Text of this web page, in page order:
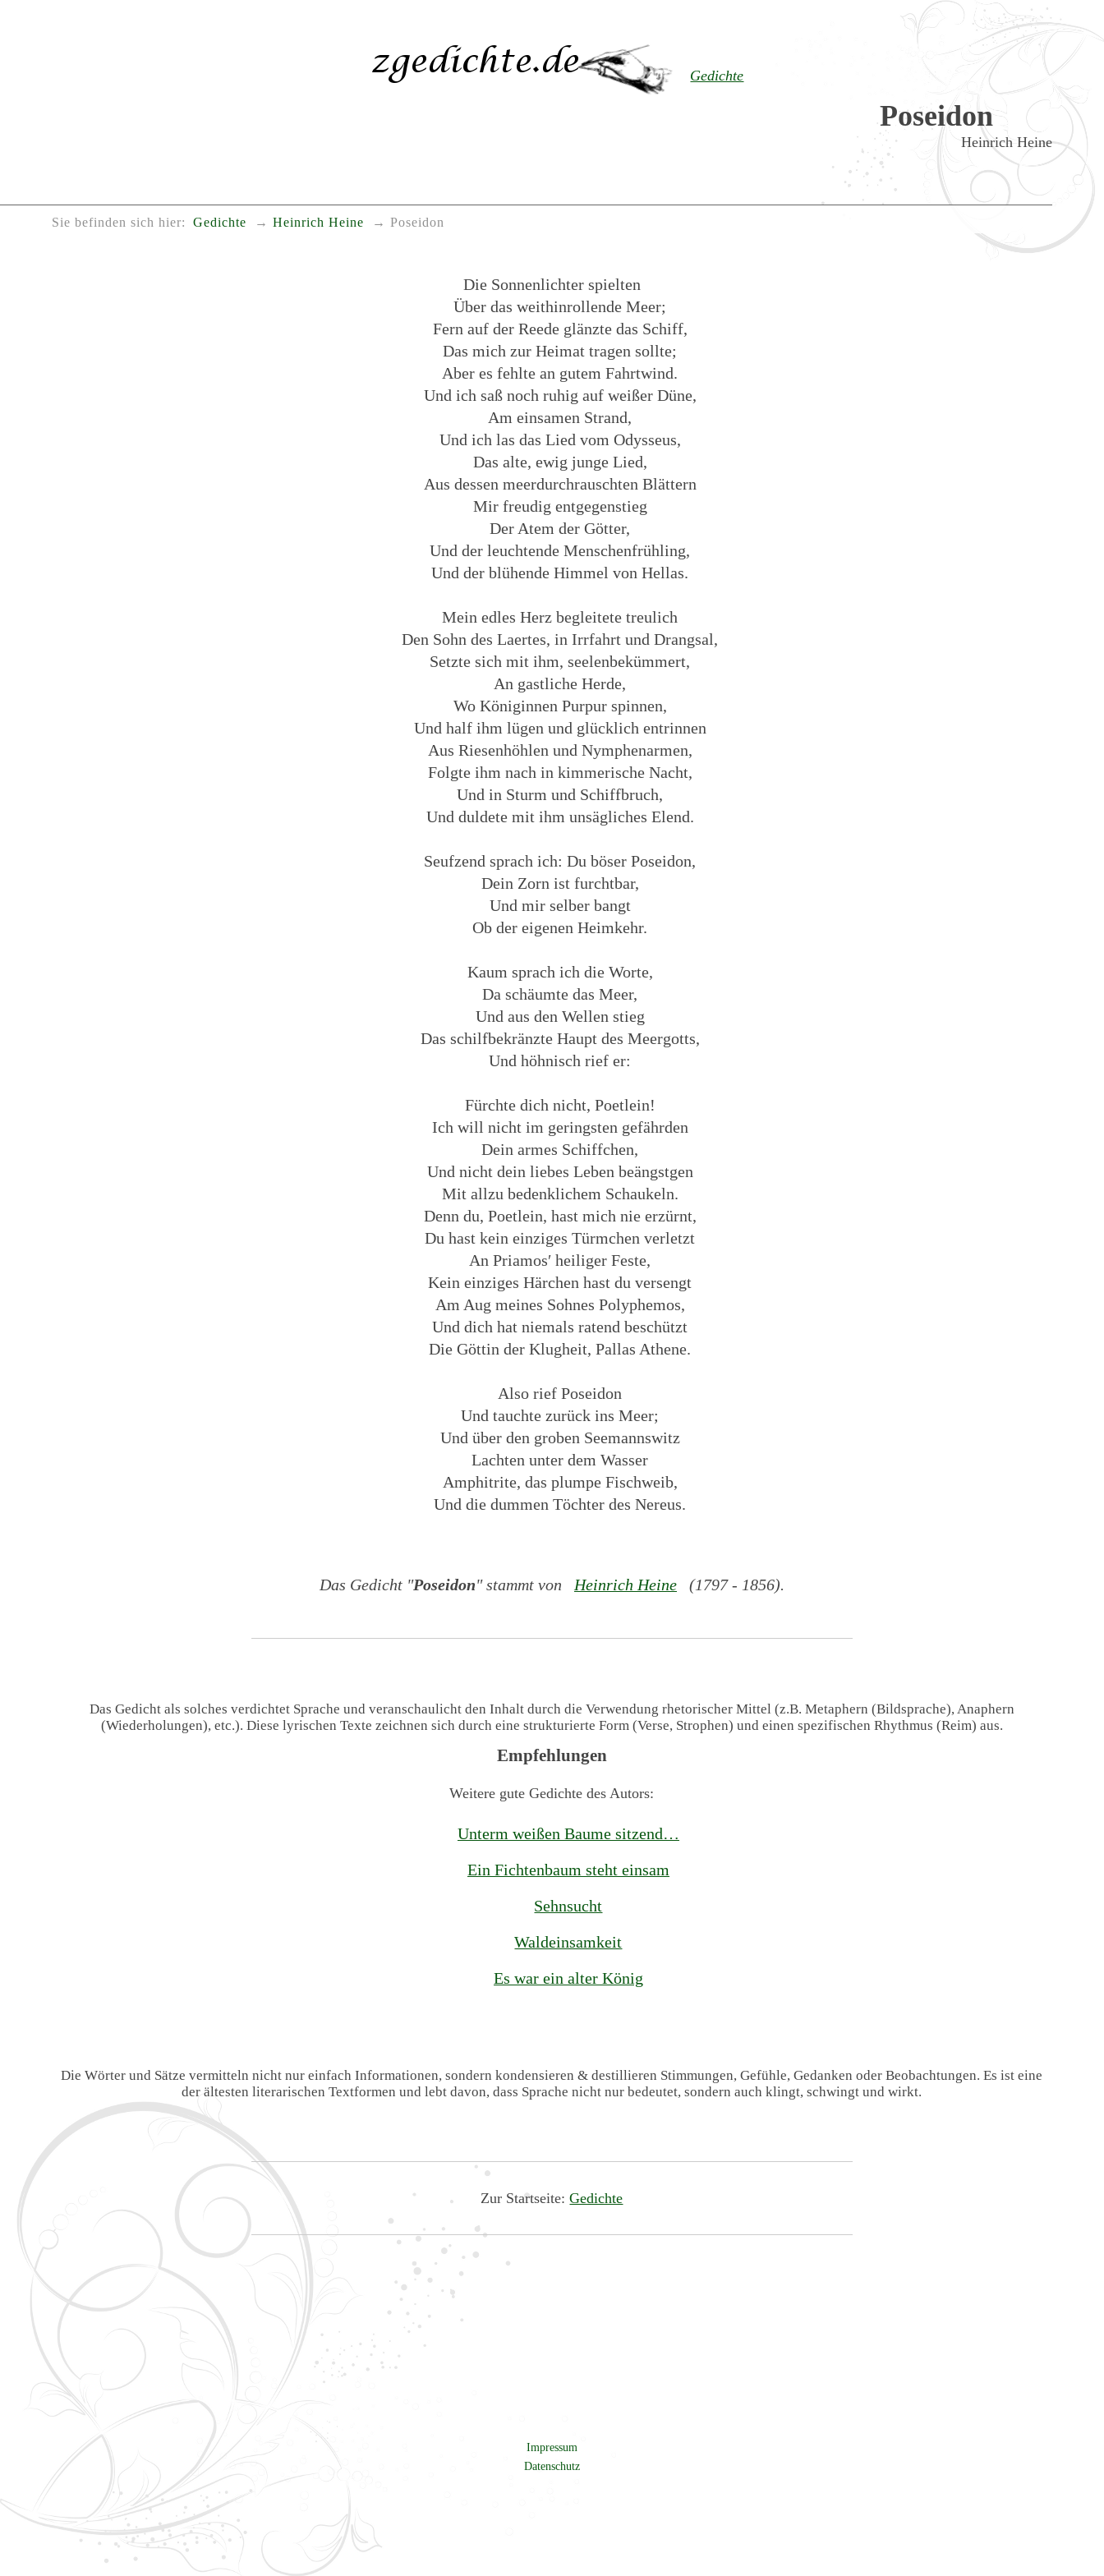
Gedichte
Poseidon
Heinrich Heine
Sie befinden sich hier: Gedichte Heinrich Heine Poseidon
Die Sonnenlichter spielten
Über das weithinrollende Meer;
Fern auf der Reede glänzte das Schiff,
Das mich zur Heimat tragen sollte;
Aber es fehlte an gutem Fahrtwind.
Und ich saß noch ruhig auf weißer Düne,
Am einsamen Strand,
Und ich las das Lied vom Odysseus,
Das alte, ewig junge Lied,
Aus dessen meerdurchrauschten Blättern
Mir freudig entgegenstieg
Der Atem der Götter,
Und der leuchtende Menschenfrühling,
Und der blühende Himmel von Hellas.
Mein edles Herz begleitete treulich
Den Sohn des Laertes, in Irrfahrt und Drangsal,
Setzte sich mit ihm, seelenbekümmert,
An gastliche Herde,
Wo Königinnen Purpur spinnen,
Und half ihm lügen und glücklich entrinnen
Aus Riesenhöhlen und Nymphenarmen,
Folgte ihm nach in kimmerische Nacht,
Und in Sturm und Schiffbruch,
Und duldete mit ihm unsägliches Elend.
Seufzend sprach ich: Du böser Poseidon,
Dein Zorn ist furchtbar,
Und mir selber bangt
Ob der eigenen Heimkehr.
Kaum sprach ich die Worte,
Da schäumte das Meer,
Und aus den Wellen stieg
Das schilfbekränzte Haupt des Meergotts,
Und höhnisch rief er:
Fürchte dich nicht, Poetlein!
Ich will nicht im geringsten gefährden
Dein armes Schiffchen,
Und nicht dein liebes Leben beängstgen
Mit allzu bedenklichem Schaukeln.
Denn du, Poetlein, hast mich nie erzürnt,
Du hast kein einziges Türmchen verletzt
An Priamos′ heiliger Feste,
Kein einziges Härchen hast du versengt
Am Aug meines Sohnes Polyphemos,
Und dich hat niemals ratend beschützt
Die Göttin der Klugheit, Pallas Athene.
Also rief Poseidon
Und tauchte zurück ins Meer;
Und über den groben Seemannswitz
Lachten unter dem Wasser
Amphitrite, das plumpe Fischweib,
Und die dummen Töchter des Nereus.
Das Gedicht "Poseidon" stammt von Heinrich Heine(1797 - 1856).
Das Gedicht als solches verdichtet Sprache und veranschaulicht den Inhalt durch die Verwendung rhetorischer Mittel (z.B. Metaphern (Bildsprache), Anaphern
(Wiederholungen), etc.). Diese lyrischen Texte zeichnen sich durch eine strukturierte Form (Verse, Strophen) und einen spezifischen Rhythmus (Reim) aus.
Empfehlungen
Weitere gute Gedichte des Autors:
Unterm weißen Baume sitzend…
Ein Fichtenbaum steht einsam
Sehnsucht
Waldeinsamkeit
Es war ein alter König
Die Wörter und Sätze vermitteln nicht nur einfach Informationen, sondern kondensieren & destillieren Stimmungen, Gefühle, Gedanken oder Beobachtungen. Es ist eine
der ältesten literarischen Textformen und lebt davon, dass Sprache nicht nur bedeutet, sondern auch klingt, schwingt und wirkt.
Zur Startseite:Gedichte
Impressum
Datenschutz